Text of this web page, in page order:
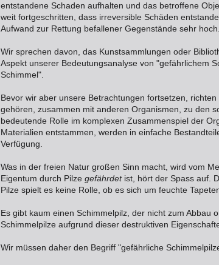
entstandene Schaden aufhalten und das betroffene
weit fortgeschritten, dass irreversible Schäden
Aufwand zur Rettung befallener Gegenstände sehr hoch.
Wir sprechen davon, das Kunstsammlungen oder
Aspekt unserer Bedeutungsanalyse von "gefährlichem
Schimmel".
Bevor wir aber unsere Betrachtungen fortsetzen,
gehören, zusammen mit anderen Organismen, zu den
bedeutende Rolle im komplexen Zusammenspiel der
Materialien entstammen, werden in einfache
Verfügung.
Was in der freien Natur großen Sinn macht, wird vom
Eigentum durch Pilze gefährdetist, hört der Spass auf.
Pilze spielt es keine Rolle, ob es sich um feuchte
Es gibt kaum einen Schimmelpilz, der nicht zum Abbau
Schimmelpilze aufgrund dieser destruktiven
Wir müssen daher den Begriff "gefährliche